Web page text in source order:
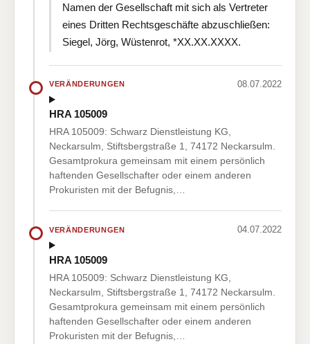
Namen der Gesellschaft mit sich als Vertreter
eines Dritten Rechtsgeschäfte abzuschließen:
Siegel, Jörg, Wüstenrot, *XX.XX.XXXX.
VERÄNDERUNGEN 08.07.2022
HRA 105009
HRA 105009: Schwarz Dienstleistung KG,
Neckarsulm, Stiftsbergstraße 1, 74172 Neckarsulm.
Gesamtprokura gemeinsam mit einem persönlich
haftenden Gesellschafter oder einem anderen
Prokuristen mit der Befugnis,…
VERÄNDERUNGEN 04.07.2022
HRA 105009
HRA 105009: Schwarz Dienstleistung KG,
Neckarsulm, Stiftsbergstraße 1, 74172 Neckarsulm.
Gesamtprokura gemeinsam mit einem persönlich
haftenden Gesellschafter oder einem anderen
Prokuristen mit der Befugnis,…